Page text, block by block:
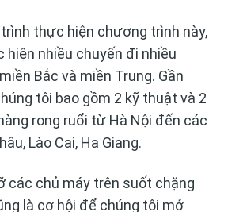
thực hiện chương trình này,
nhiều chuyến đi nhiều
Bắc và miền Trung. Gần
tôi bao gồm 2 kỹ thuật và 2
rong ruổi từ Hà Nội đến các
Lào Cai, Ha Giang.
các chủ máy trên suốt chặng
là cơ hội để chúng tôi mở